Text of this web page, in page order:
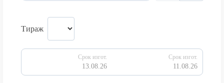
Тираж
Срок изгот.
13.08.26
Срок изгот.
11.08.26